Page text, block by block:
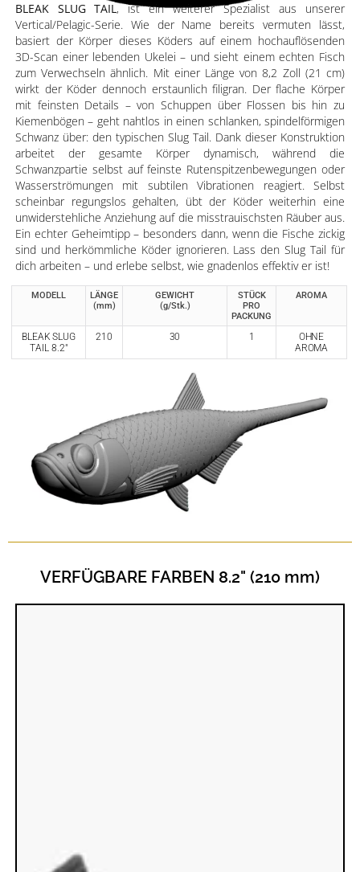
BLEAK SLUG TAIL, ist ein weiterer Spezialist aus unserer
Vertical/Pelagic-Serie. Wie der Name bereits vermuten lässt,
basiert der Körper dieses Köders auf einem hochauflösenden
3D-Scan einer lebenden Ukelei – und sieht einem echten Fisch
zum Verwechseln ähnlich. Mit einer Länge von 8,2 Zoll (21 cm)
wirkt der Köder dennoch erstaunlich filigran. Der flache Körper
mit feinsten Details – von Schuppen über Flossen bis hin zu
Kiemenbögen – geht nahtlos in einen schlanken, spindelförmigen
Schwanz über: den typischen Slug Tail. Dank dieser Konstruktion
arbeitet der gesamte Körper dynamisch, während die
Schwanzpartie selbst auf feinste Rutenspitzenbewegungen oder
Wasserströmungen mit subtilen Vibrationen reagiert. Selbst
scheinbar regungslos gehalten, übt der Köder weiterhin eine
unwiderstehliche Anziehung auf die misstrauischsten Räuber aus.
Ein echter Geheimtipp – besonders dann, wenn die Fische zickig
sind und herkömmliche Köder ignorieren. Lass den Slug Tail für
dich arbeiten – und erlebe selbst, wie gnadenlos effektiv er ist!
MODELL
LÄNGE
(mm)
GEWICHT
(g/Stk.)
STÜCK
PRO
PACKUNG
AROMA
BLEAK SLUG
TAIL 8.2"
210 30 1
OHNE
AROMA
VERFÜGBARE FARBEN 8.2" (210 mm)